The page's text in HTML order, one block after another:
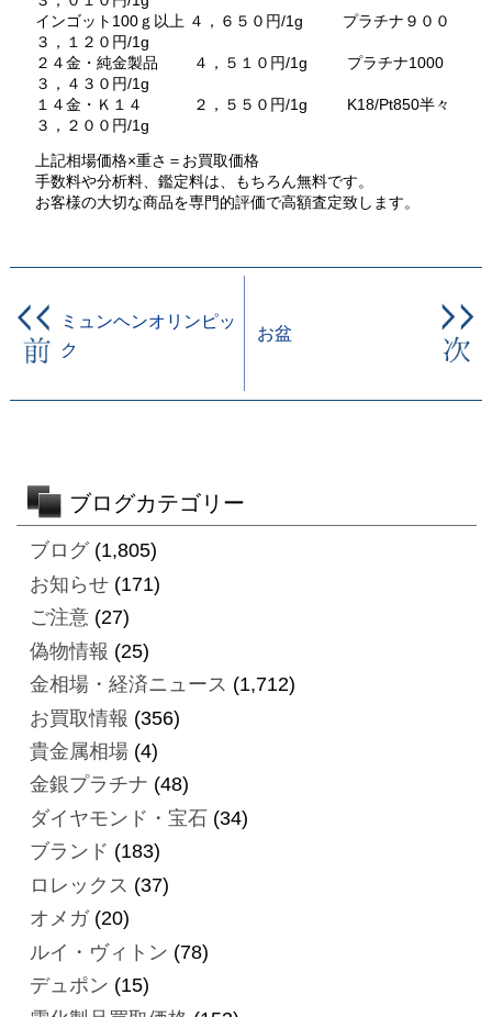
インゴット100ｇ以上 ４，６５０円/1g プラチナ９００
３，１２０円/1g
２４金・純金製品 ４，５１０円/1g プラチナ1000
３，４３０円/1g
１４金・Ｋ１４ ２，５５０円/1g K18/Pt850半々
３，２００円/1g
上記相場価格×重さ＝お買取価格
手数料や分析料、鑑定料は、もちろん無料です。
お客様の大切な商品を専門的評価で高額査定致します。
ミュンヘンオリンピッ
ク
お盆
ブログカテゴリー
ブログ(1,805)
お知らせ(171)
ご注意(27)
偽物情報 (25)
金相場・経済ニュース (1,712)
お買取情報 (356)
貴金属相場(4)
金銀プラチナ (48)
ダイヤモンド・宝石(34)
ブランド (183)
ロレックス (37)
オメガ(20)
ルイ・ヴィトン (78)
デュポン (15)